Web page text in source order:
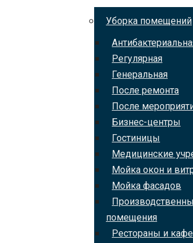
Уборка помещений
Регулярная
Генеральная
После ремонта
После
Бизнес-центры
Гостиницы
Медицинские
Мойка окон и
Мойка фасадов
помещения
Рестораны и кафе